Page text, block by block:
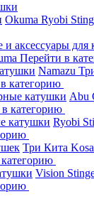
Okuma Ryobi
аксессуары для
Перейти в
Namazu
категорию
катушки Abu
категорию
катушки Ryobi
Три Кита
Vision